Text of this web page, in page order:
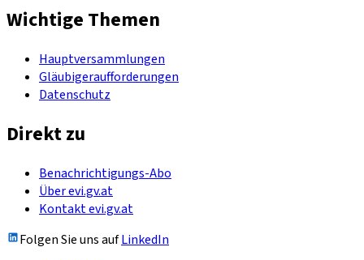
Wichtige Themen
Hauptversammlungen
Gläubigeraufforderungen
Datenschutz
Direkt zu
Benachrichtigungs-Abo
Über evi.gv.at
Kontakt evi.gv.at
Folgen Sie uns aufLinkedIn